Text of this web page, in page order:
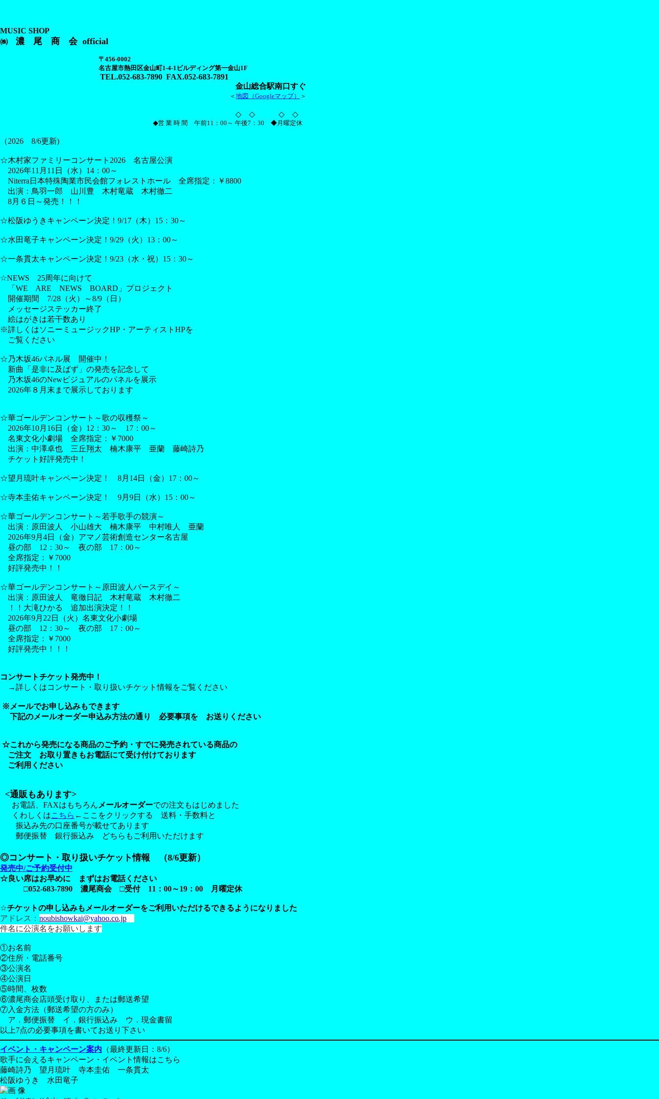
MUSIC SHOP
㈱ 濃 尾 商 会 official
〒456-0002
名古屋市熱田区金山町1-4-1ビルディング第一金山1F
TEL.052-683-7890 FAX.052-683-7891
金山総合駅南口すぐ
＜ 地図（Googleマップ） ＞
◇ ◇ ◇ ◇
◆営 業 時 間 午前11：00～ 午後7：30 ◆月曜定休
（2026 8/6更新)
☆木村家ファミリーコンサート2026 名古屋公演
2026年11月11日（水）14：00～
Niterra日本特殊陶業市民会館フォレストホール 全席指定：￥8800
出演：鳥羽一郎 山川豊 木村竜蔵 木村徹二
8月６日～発売！！！
☆松阪ゆうきキャンペーン決定！9/17（木）15：30～
☆水田竜子キャンペーン決定！9/29（火）13：00～
☆一条貫太キャンペーン決定！9/23（水・祝）15：30～
☆NEWS 25周年に向けて
「WE ARE NEWS BOARD」プロジェクト
開催期間 7/28（火）～8/9（日）
メッセージステッカー終了
絵はがきは若干数あり
※詳しくはソニーミュージックHP・アーティストHPを
ご覧ください
☆乃木坂46パネル展 開催中！
新曲「是非に及ばず」の発売を記念して
乃木坂46のNewビジュアルのパネルを展示
2026年８月末まで展示しております
☆華ゴールデンコンサート～歌の収穫祭～
2026年10月16日（金）12：30～ 17：00～
名東文化小劇場 全席指定：￥7000
出演：中澤卓也 三丘翔太 楠木康平 亜蘭 藤崎詩乃
チケット好評発売中！
☆望月琉叶キャンペーン決定！ 8月14日（金）17：00～
☆寺本圭佑キャンペーン決定！ 9月9日（水）15：00～
☆華ゴールデンコンサート～若手歌手の競演～
出演：原田波人 小山雄大 楠木康平 中村唯人 亜蘭
2026年9月4日（金）アマノ芸術創造センター名古屋
昼の部 12：30～ 夜の部 17：00～
全席指定：￥7000
好評発売中！！
☆華ゴールデンコンサート～原田波人バースデイ～
出演：原田波人 竜徹日記 木村竜蔵 木村徹二
！！大滝ひかる 追加出演決定！！
2026年9月22日（火）名東文化小劇場
昼の部 12：30～ 夜の部 17：00～
全席指定：￥7000
好評発売中！！！
コンサートチケット発売中！
→詳しくはコンサート・取り扱いチケット情報をご覧ください
※メールでお申し込みもできます
下記のメールオーダー申込み方法の通り 必要事項を
お送りください
☆これから発売になる商品のご予約・すでに発売されている商品の
ご注文 お取り置きもお電話にて受け付けております
ご利用ください
<通販もあります>
お電話、FAXはもちろん メールオーダーでの注文もはじめました
くわしくはこちら ←ここをクリックする 送料・手数料と
振込み先の口座番号が載せてあります
郵便振替 銀行振込み どちらもご利用いただけます
◎コンサート・取り扱いチケット情報 （8/6更新）
発売中/ご予約受付中
☆ 良い席はお早めに まずはお電話ください
□052-683-7890 濃尾商会 □受付 11：00～19：00 月曜定休
☆チケットの申し込みもメールオーダーをご利用いただけるできるようになりました
アドレス： noubishowkai@yahoo.co.jp
件名に公演名をお願いします
①お名前
②住所・電話番号
③公演名
④公演日
⑤時間、枚数
⑥濃尾商会店頭受け取り、または郵送希望
⑦入金方法（郵送希望の方のみ）
ア．郵便振替 イ．銀行振込み ウ．現金書留
以上7点の必要事項を書いてお送り下さい
イベント・キャンペーン案内 （最終更新日：8/6）
歌手に会えるキャンペーン・イベント情報はこちら
藤崎詩乃 望月琉叶 寺本圭佑 一条貫太
松阪ゆうき 水田竜子